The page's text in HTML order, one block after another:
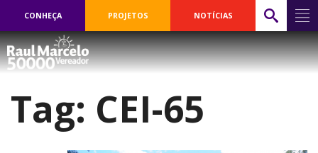
CONHEÇA PROJETOS NOTÍCIAS
Tag: CEI-65